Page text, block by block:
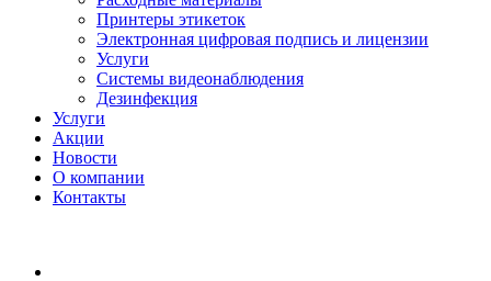
Принтеры этикеток
Электронная цифровая подпись и лицензии
Услуги
Системы видеонаблюдения
Дезинфекция
Услуги
Акции
Новости
О компании
Контакты